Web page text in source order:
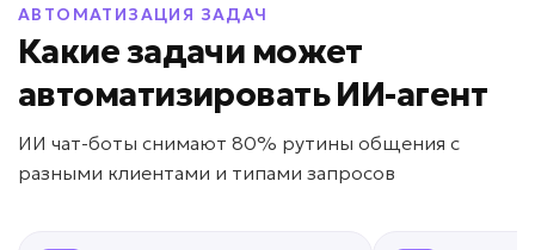
Новички долго адаптируются?
ИИ для обучения
АВТОМАТИЗАЦИЯ ЗАДАЧ
Какие задачи может
автоматизировать ИИ-агент
ИИ чат-боты снимают 80% рутины общения с
разными клиентами и типами запросов